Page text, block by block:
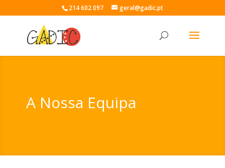
214 602 097 geral@gadic.pt
A Nossa Equipa